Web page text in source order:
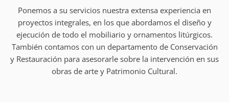
Ponemos a su servicios nuestra extensa experiencia en
proyectos integrales, en los que abordamos el diseño y
ejecución de todo el mobiliario y ornamentos litúrgicos.
También contamos con un departamento de Conservación
y Restauración para asesorarle sobre la intervención en sus
obras de arte y Patrimonio Cultural.